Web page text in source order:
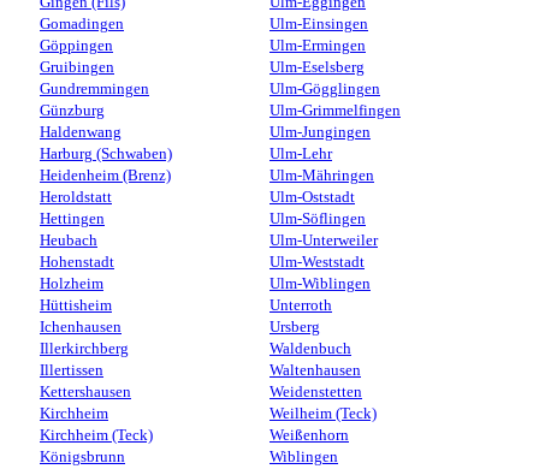
Gomadingen
Göppingen
Gruibingen
Gundremmingen
Günzburg
Haldenwang
Harburg (Schwaben)
Heidenheim (Brenz)
Heroldstatt
Hettingen
Heubach
Hohenstadt
Holzheim
Hüttisheim
Ichenhausen
Illerkirchberg
Illertissen
Kettershausen
Kirchheim
Kirchheim (Teck)
Königsbrunn
Ulm-Einsingen
Ulm-Ermingen
Ulm-Eselsberg
Ulm-Gögglingen
Ulm-Grimmelfingen
Ulm-Jungingen
Ulm-Lehr
Ulm-Mähringen
Ulm-Oststadt
Ulm-Söflingen
Ulm-Unterweiler
Ulm-Weststadt
Ulm-Wiblingen
Unterroth
Ursberg
Waldenbuch
Waltenhausen
Weidenstetten
Weilheim (Teck)
Weißenhorn
Wiblingen